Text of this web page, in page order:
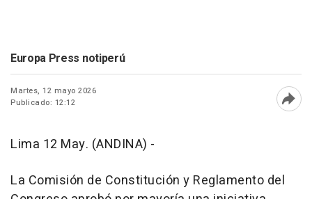
Europa Press notiperú
Martes, 12 mayo 2026
Publicado: 12:12
Lima 12 May. (ANDINA) -
La Comisión de Constitución y Reglamento del